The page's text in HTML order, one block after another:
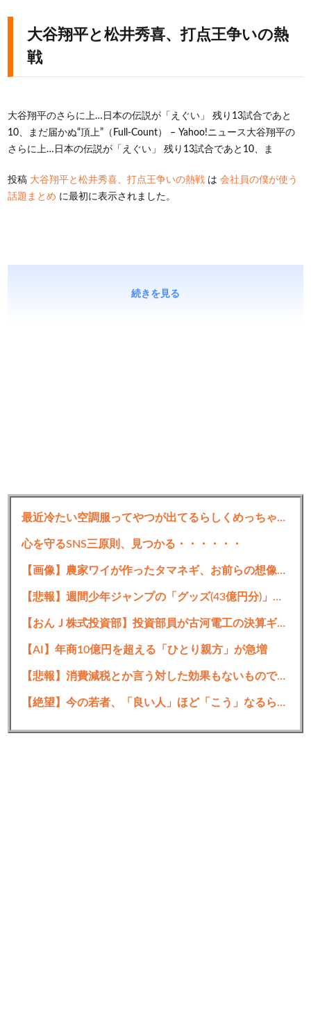
大谷翔平と松井秀喜、打点王争いの熱
戦
大谷翔平のさらに上…日本の伝説が「えぐい」 残り13試合であと
10、まだ届かぬ“頂上”（Full-Count） – Yahoo!ニュース大谷翔平の
さらに上…日本の伝説が「えぐい」 残り13試合であと10、ま
投稿 大谷翔平と松井秀喜、打点王争いの熱戦 は 会社員の僕が使う
話題まとめ に最初に表示されました。
続きを見る
最近冷たい空調服ってやつが出てるらしくめっちゃ欲しい
心を守るSNS三原則、見つかる・・・・・・
【画像】農家ワイが作ったタマネギ、お前らの想像する1.5倍はデカいぞ
【悲報】週間少年ジャンプの「グッズ(43億円分)」を注文し全てキャンセルした女逮捕ｗｗｗｗｗｗｗｗ
【おんＪ株式投資部】投資部員が古河電工の決算ギャンブルに挑む！？
【AI】年商10億円を超える「ひとり親方」が急増
【悲報】消費減税とか言う対した効果もないもので日本経済破滅へ
【絶望】今の若者、「良い人」ほど「こう」なるらしいｗｗｗｗｗｗｗ